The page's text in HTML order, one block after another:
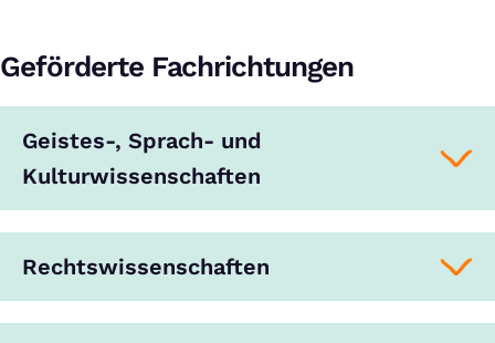
Geförderte Fachrichtungen
Geistes-, Sprach- und
Kulturwissenschaften
Rechtswissenschaften